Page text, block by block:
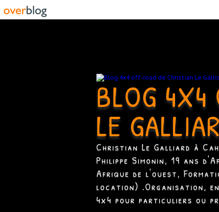
BLOG 4X4
LE
Christian Le Galliard à
Philippe Simonin, 19 ans
Afrique de l'ouest,
location) .Organisation,
4x4 pour particuliers ou